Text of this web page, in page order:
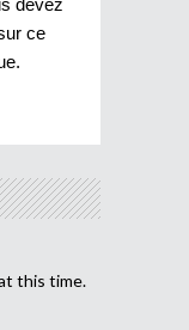
devez
ce
.
this time.